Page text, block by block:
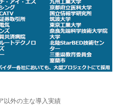
以外の主な導入実績